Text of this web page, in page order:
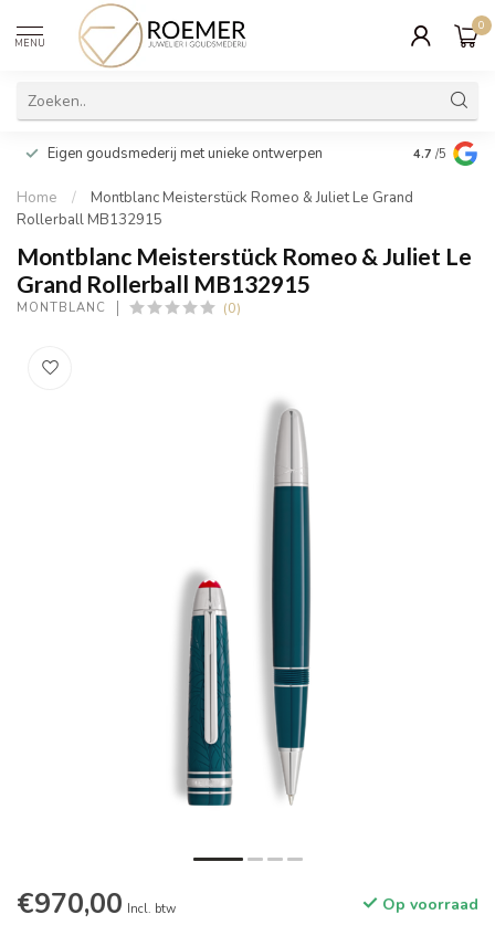
MENU
0
Eigen goudsmederij met unieke ontwerpen Wij
cadeau
4.7 /5
Home /
Montblanc Meisterstück Romeo & Juliet Le Grand
Rollerball MB132915
Montblanc Meisterstück Romeo & Juliet Le
Grand Rollerball MB132915
MONTBLANC (0)
€970,00 Incl. btw Op voorraad